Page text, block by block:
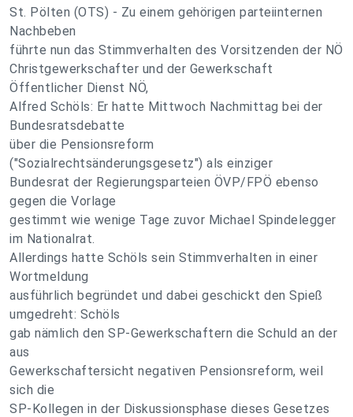
St. Pölten (OTS) - Zu einem gehörigen parteiinternen
Nachbeben
führte nun das Stimmverhalten des Vorsitzenden der NÖ
Christgewerkschafter und der Gewerkschaft
Öffentlicher Dienst NÖ,
Alfred Schöls: Er hatte Mittwoch Nachmittag bei der
Bundesratsdebatte
über die Pensionsreform
("Sozialrechtsänderungsgesetz") als einziger
Bundesrat der Regierungsparteien ÖVP/FPÖ ebenso
gegen die Vorlage
gestimmt wie wenige Tage zuvor Michael Spindelegger
im Nationalrat.
Allerdings hatte Schöls sein Stimmverhalten in einer
Wortmeldung
ausführlich begründet und dabei geschickt den Spieß
umgedreht: Schöls
gab nämlich den SP-Gewerkschaftern die Schuld an der
aus
Gewerkschaftersicht negativen Pensionsreform, weil
sich die
SP-Kollegen in der Diskussionsphase dieses Gesetzes